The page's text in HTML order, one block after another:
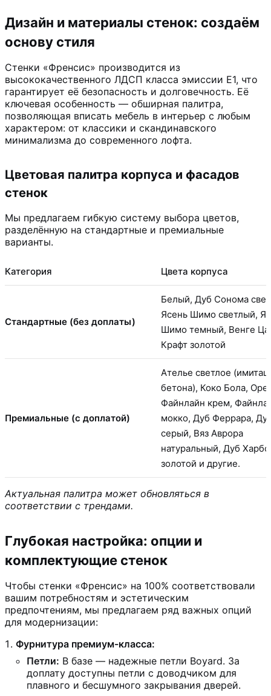
Дизайн и материалы стенок: создаём
основу стиля
Стенки «Френсис» производится из
высококачественного ЛДСП класса эмиссии Е1, что
гарантирует её безопасность и долговечность. Её
ключевая особенность — обширная палитра,
позволяющая вписать мебель в интерьер с любым
характером: от классики и скандинавского
минимализма до современного лофта.
Цветовая палитра корпуса и фасадов
стенок
Мы предлагаем гибкую систему выбора цветов,
разделённую на стандартные и премиальные
варианты.
Категория Цвета корпуса
Стандартные (без доплаты)
Белый, Дуб Сонома
Ясень Шимо светлый,
Шимо темный, Венге
Крафт золотой
Премиальные (с доплатой)
Ателье светлое
бетона), Коко Бола,
Файнлайн крем,
мокко, Дуб Феррара,
серый, Вяз Аврора
натуральный, Дуб
золотой и другие.
Актуальная палитра может обновляться в
соответствии с трендами.
Глубокая настройка: опции и
комплектующие стенок
Чтобы стенки «Френсис» на 100% соответствовали
вашим потребностям и эстетическим
предпочтениям, мы предлагаем ряд важных опций
для модернизации:
Фурнитура премиум-класса:
Петли: В базе — надежные петли Boyard. За
доплату доступны петли с доводчиком для
плавного и бесшумного закрывания дверей.